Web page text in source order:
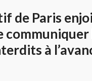
de Paris
à